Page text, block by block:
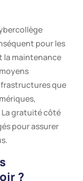
pour les
la maintenance
que
gratuité côté
pour assurer
?